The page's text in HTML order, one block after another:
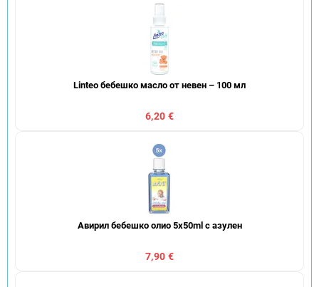
Linteo бебешко масло от невен – 100 мл
6,20 €
Авирил бебешко олио 5x50ml с азулен
7,90 €